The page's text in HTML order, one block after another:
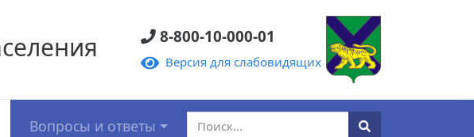
8-800-10-000-01
Версия для слабовидящих
Вопросы и ответы